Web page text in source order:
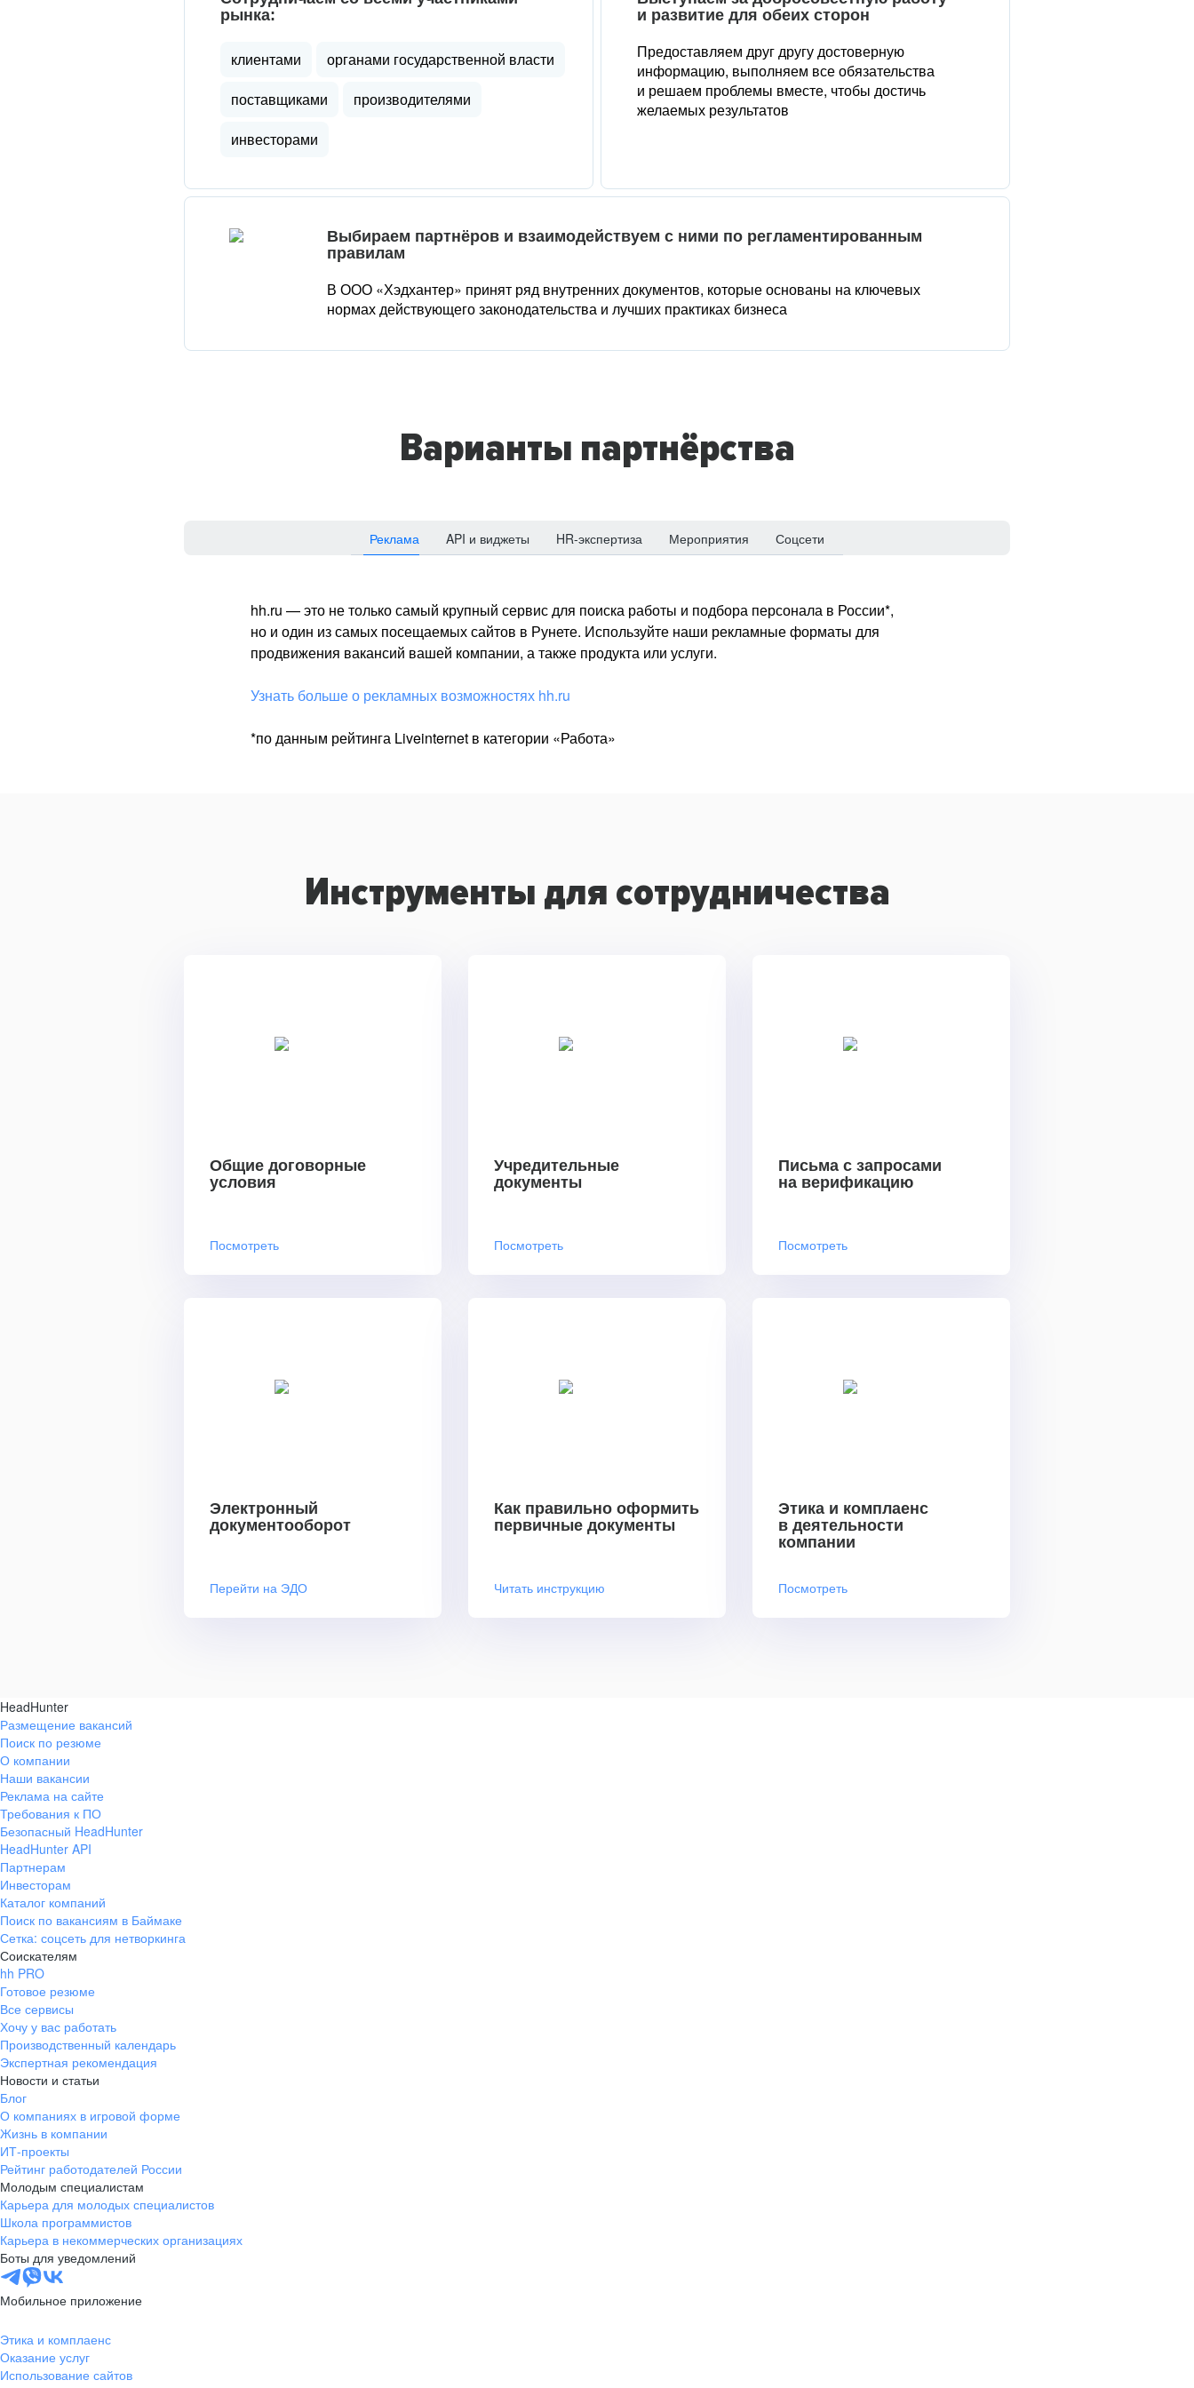
рынка:
клиентами
органами государственной власти
поставщиками
производителями
инвесторами
и развитие для обеих сторон
Предоставляем друг другу достоверную
информацию, выполняем все обязательства
и решаем проблемы вместе, чтобы достичь
желаемых результатов
Выбираем партнёров и взаимодействуем с ними по регламентированным
правилам
В ООО «Хэдхантер» принят ряд внутренних документов, которые основаны на ключевых
нормах действующего законодательства и лучших практиках бизнеса
Варианты партнёрства
Реклама API и виджеты HR-экспертиза Мероприятия Соцсети
hh.ru — это не только самый крупный сервис для поиска работы и подбора персонала в России*,
но и один из самых посещаемых сайтов в Рунете. Используйте наши рекламные форматы для
продвижения вакансий вашей компании, а также продукта или услуги.
Узнать больше о рекламных возможностях hh.ru
*по данным рейтинга Liveinternet в категории «Работа»
Инструменты для сотрудничества
Общие договорные
условия
Посмотреть
Учредительные
документы
Посмотреть
Письма с запросами
на верификацию
Посмотреть
Электронный
документооборот
Перейти на ЭДО
Как правильно оформить
первичные документы
Читать инструкцию
Этика и комплаенс
в деятельности
компании
Посмотреть
HeadHunter
Размещение вакансий
Поиск по резюме
О компании
Наши вакансии
Реклама на сайте
Требования к ПО
Безопасный HeadHunter
HeadHunter API
Партнерам
Инвесторам
Каталог компаний
Поиск по вакансиям в Баймаке
Сетка: соцсеть для нетворкинга
Соискателям
hh PRO
Готовое резюме
Все сервисы
Хочу у вас работать
Производственный календарь
Экспертная рекомендация
Новости и статьи
Блог
О компаниях в игровой форме
Жизнь в компании
ИТ-проекты
Рейтинг работодателей России
Молодым специалистам
Карьера для молодых специалистов
Школа программистов
Карьера в некоммерческих организациях
Боты для уведомлений
Мобильное приложение
Этика и комплаенс
Оказание услуг
Использование сайтов